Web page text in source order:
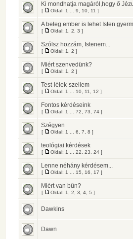
Ki mondhatja magáról,hogy ő
[ Oldal: 1 9 10 11 ]
A beteg ember is lehet Isten
[ Oldal: 1 2 3 ]
Szólsz hozzám, Istenem...
[ Oldal: 1 2 ]
Miért szenvedünk?
[ Oldal: 1 2 ]
Test-lélek-szellem
[ Oldal: 1 10 11 12 ]
Fontos kérdéseink
[ Oldal: 1 72 73 74 ]
Szégyen
[ Oldal: 1 6 7 8 ]
teológiai kérdések
[ Oldal: 1 22 23 24 ]
Lenne néhány kérdésem...
[ Oldal: 1 15 16 17 ]
Miért van bűn?
[ Oldal: 1 2 3 4 5 ]
Dawkins
Dawn